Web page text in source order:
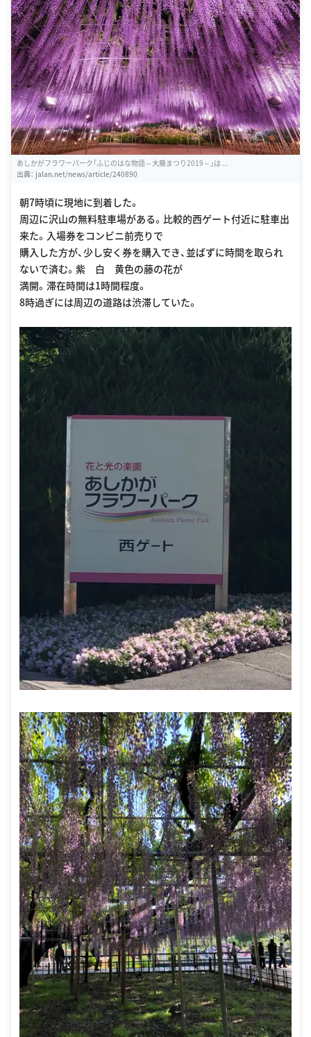
あしかがフラワーパーク「ふじのはな物語～大藤まつり2019～」は ...
出典： jalan.net/news/article/240890
朝7時頃に現地に到着した。
周辺に沢山の無料駐車場がある。比較的西ゲート付近に駐車出
来た。入場券をコンビニ前売りで
購入した方が、少し安く券を購入でき、並ばずに時間を取られ
ないで済む。紫 白 黄色の藤の花が
満開。滞在時間は1時間程度。
8時過ぎには周辺の道路は渋滞していた。